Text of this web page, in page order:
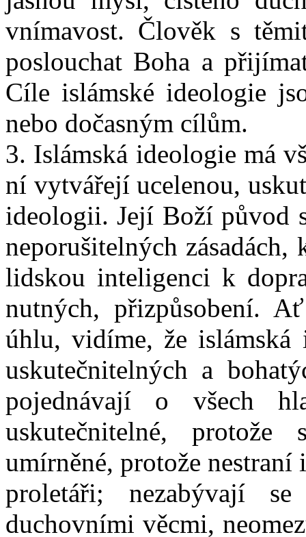
vnímavost. Člověk s
poslouchat Boha a
Cíle islámské ideologie
nebo dočasným cílům.
3. Islámská ideologie má
ní vytvářejí ucelenou,
ideologii. Její Boží původ
neporušitelných
lidskou inteligenci k
nutných, přizpůsobení.
úhlu, vidíme, že islámská
uskutečnitelných a
pojednávají o všech
uskutečnitelné,
umírněné, protože
proletáři; nezabývají
duchovními věcmi,